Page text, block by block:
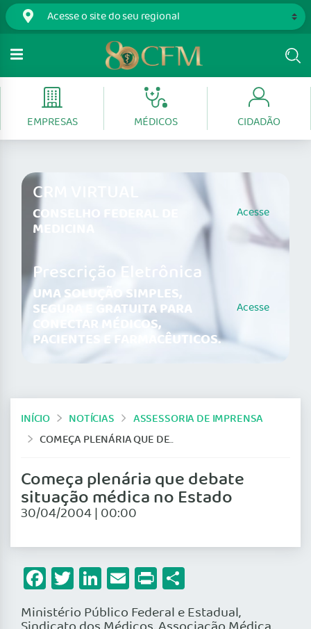
EMPRESAS MÉDICOS CIDADÃO
CRM VIRTUAL
CONSELHO FEDERAL DE
MEDICINA
Acesse
Prescrição Eletrônica
UMA SOLUÇÃO SIMPLES,
SEGURA E GRATUITA PARA
CONECTAR MÉDICOS,
PACIENTES E FARMACÊUTICOS.
Acesse
INÍCIO NOTÍCIAS
ASSESSORIA DE IMPRENSA
COMEÇA PLENÁRIA QUE DEBATE SITUAÇÃO MÉDICA NO ESTADO
Começa plenária que debate
situação médica no Estado
30/04/2004 | 00:00
Facebook
Twitter
LinkedIn
Email
Print
Ministério Público Federal e Estadual,